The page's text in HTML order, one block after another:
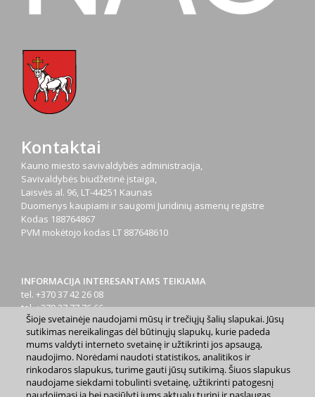
Kontaktai
Kauno miesto savivaldybės administracija,
Savivaldybės biudžetinė įstaiga,
Laisvės al. 96, LT-44251 Kaunas
Duomenys kaupiami ir saugomi Juridinių asmenų registre
Kodas 188764867
PVM mokėtojo kodas LT 887648610
INFORMACIJA INTERESANTAMS TEIKIAMA
tel. +370 37 42 26 08
tel. +370 37 77 76 66
tel. +370 660 07000
el. p.info@kaunas.lt
Šioje svetainėje naudojami mūsų ir trečiųjų šalių slapukai. Jūsų
sutikimas nereikalingas dėl būtinųjų slapukų, kurie padeda
mums valdyti interneto svetainę ir užtikrinti jos apsaugą,
naudojimo. Norėdami naudoti statistikos, analitikos ir
rinkodaros slapukus, turime gauti jūsų sutikimą. Šiuos slapukus
naudojame siekdami tobulinti svetainę, užtikrinti patogesnį